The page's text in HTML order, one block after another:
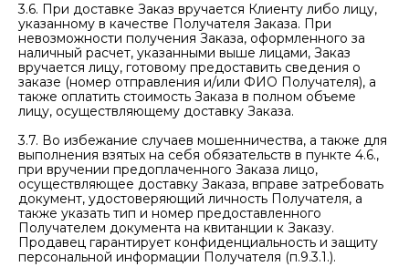
3.6. При доставке Заказ вручается Клиенту либо лицу,
указанному в качестве Получателя Заказа. При
невозможности получения Заказа, оформленного за
наличный расчет, указанными выше лицами, Заказ
вручается лицу, готовому предоставить сведения о
заказе (номер отправления и/или ФИО Получателя), а
также оплатить стоимость Заказа в полном объеме
лицу, осуществляющему доставку Заказа.
3.7. Во избежание случаев мошенничества, а также для
выполнения взятых на себя обязательств в пункте 4.6.,
при вручении предоплаченного Заказа лицо,
осуществляющее доставку Заказа, вправе затребовать
документ, удостоверяющий личность Получателя, а
также указать тип и номер предоставленного
Получателем документа на квитанции к Заказу.
Продавец гарантирует конфиденциальность и защиту
персональной информации Получателя (п.9.3.1.).